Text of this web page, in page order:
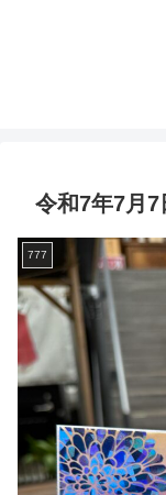
令和7年7月7
777